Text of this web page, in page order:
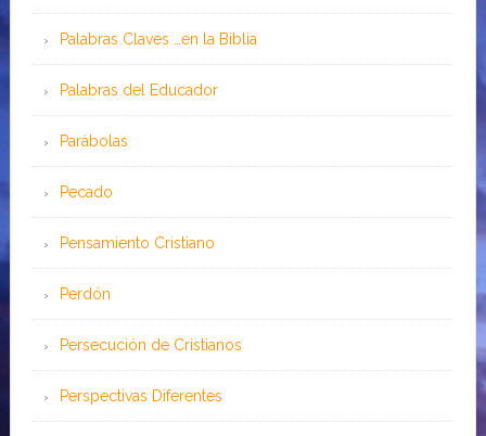
Palabras Claves …en la Biblia
Palabras del Educador
Parábolas
Pecado
Pensamiento Cristiano
Perdón
Persecución de Cristianos
Perspectivas Diferentes